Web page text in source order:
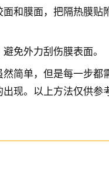
和膜面，把隔热膜贴
免外力刮伤膜表面。
简单，但是每一步都
现。以上方法仅供参